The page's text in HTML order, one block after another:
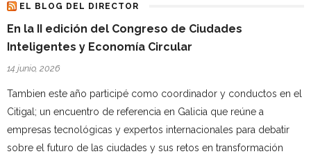
EL BLOG DEL DIRECTOR
En la II edición del Congreso de Ciudades
Inteligentes y Economía Circular
14 junio, 2026
Tambien este año participé como coordinador y conductos en el
Citigal; un encuentro de referencia en Galicia que reúne a
empresas tecnológicas y expertos internacionales para debatir
sobre el futuro de las ciudades y sus retos en transformación